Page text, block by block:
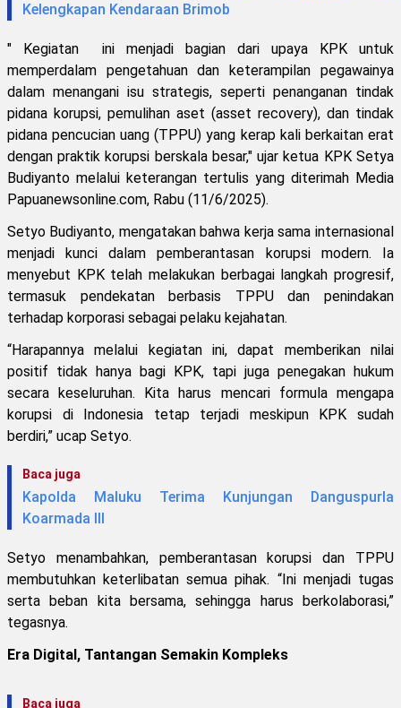
Kelengkapan Kendaraan Brimob
" Kegiatan ini menjadi bagian dari upaya KPK untuk
memperdalam pengetahuan dan keterampilan pegawainya
dalam menangani isu strategis, seperti penanganan tindak
pidana korupsi, pemulihan aset (asset recovery), dan tindak
pidana pencucian uang (TPPU) yang kerap kali berkaitan erat
dengan praktik korupsi berskala besar," ujar ketua KPK Setya
Budiyanto melalui keterangan tertulis yang diterimah Media
Papuanewsonline.com, Rabu (11/6/2025).
Setyo Budiyanto, mengatakan bahwa kerja sama internasional
menjadi kunci dalam pemberantasan korupsi modern. Ia
menyebut KPK telah melakukan berbagai langkah progresif,
termasuk pendekatan berbasis TPPU dan penindakan
terhadap korporasi sebagai pelaku kejahatan.
“Harapannya melalui kegiatan ini, dapat memberikan nilai
positif tidak hanya bagi KPK, tapi juga penegakan hukum
secara keseluruhan. Kita harus mencari formula mengapa
korupsi di Indonesia tetap terjadi meskipun KPK sudah
berdiri,” ucap Setyo.
Baca juga
Kapolda Maluku Terima Kunjungan Danguspurla
Koarmada III
Setyo menambahkan, pemberantasan korupsi dan TPPU
membutuhkan keterlibatan semua pihak. “Ini menjadi tugas
serta beban kita bersama, sehingga harus berkolaborasi,”
tegasnya.
Era Digital, Tantangan Semakin Kompleks
Baca juga